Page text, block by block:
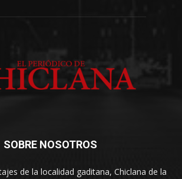
SOBRE NOSOTROS
de la localidad gaditana, Chiclana de la